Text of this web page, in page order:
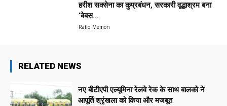
हरीश सक्सेना का कुप्रबंधन, सरकारी वृद्धाश्रम बना
‘बेबस...
Rafiq Memon
RELATED NEWS
नए बीटीएपी एल्यूमिना रेलवे रेक के साथ बालको ने
आपूर्ति श्रृंखला को किया और मजबूत